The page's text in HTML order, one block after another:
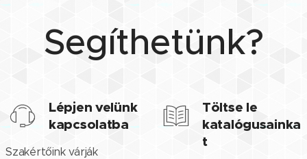
Segíthetünk?
Lépjen velünk
kapcsolatba
Szakértőink várják
Töltse le
katalógusainka
t